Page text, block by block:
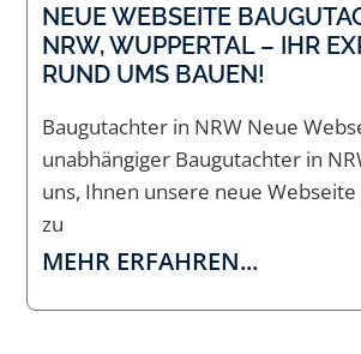
NEUE WEBSEITE
NRW, WUPPERTAL – IHR
RUND UMS BAUEN!
Baugutachter in NRW Neue
unabhängiger Baugutachter in
uns, Ihnen unsere neue
zu
MEHR ERFAHREN...